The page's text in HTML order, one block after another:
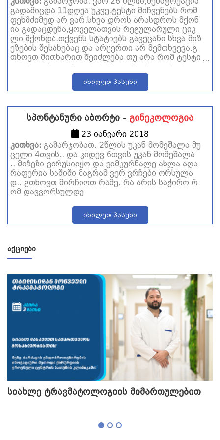
გადამიცდა 11დღეა უკვე.ტესტი მიჩვენებს რომ
ფეხმძიმედ არ ვარ.სხვა დროს არასდროს მქონ
ია გადაცდენა,ყოველათვის რეგულარული ციკ
ლი მქონდა.თქვენს სტატიებს გავეცანი სხვა მიზ
ეზების შესახებაც და არცერთი არ მემთხვევა.გ
თხოვთ მითხარით შეიძლება თუ არა რომ ტესტი
ცდებოდეს და ასეთ შემთხვევაში როგორ უნდა
მოვიქცე?და კიდევ მაღალი პოთრომბინი შეიძ
ლება თუ არა იყოს ამ დარღვევის მიზეზი? მად
ლობა
იხილეთ პასუხი
სპონტანური აბორტი - გინეკოლოგია
23 იანვარი 2018
კითხვა: გამარჯობათ. 2წლის უკან მომეშალა მუ
ცელი 4თვის.. და კიდევ 6თვის უკან მომეშალა
.. მიზეზი ვირუსიიყო და ვიმკურნალე ახლა აღა
რაფერია საშიში მაგრამ ვერ ვრჩები ორსულა
დ.. გთხოვთ მირჩიოთ რამე. რა არის საჭირო რ
ომ დავვორსულდე
იხილეთ პასუხი
ᲐᲥᲪᲘᲔᲑᲘ
სიახლე ტრავმატოლოგიის მიმართულებით